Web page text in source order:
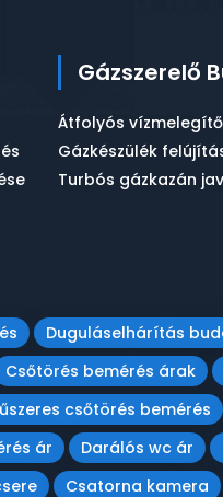
Gázszerelő
Átfolyós
Gázkészülék
Turbós gázkazán
Duguláselhárítás
Csőtörés bemérés árak
csőtörés bemérés
ár Darálós wc ár
Csatorna kamera